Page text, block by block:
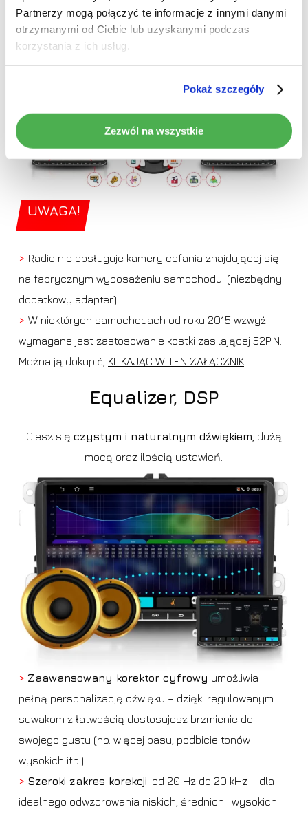
Partnerzy mogą połączyć te informacje z innymi danymi
otrzymanymi od Ciebie lub uzyskanymi podczas
korzystania z ich usług.
Pokaż szczegóły
Zezwól na wszystkie
(wymaga czujników)
>
Integracja z CAN-BUS
– wyświetlanie informacji o
spalaniu, przebiegu, temperaturze, stanie drzwi i więcej
(wymagane odpowiednie czujniki w pojeździe)
UWAGA!
> Radio nie obsługuje kamery cofania znajdującej się
na fabrycznym wyposażeniu samochodu! (niezbędny
dodatkowy adapter)
> W niektórych samochodach od roku 2015 wzwyż
wymagane jest zastosowanie kostki zasilającej 52PIN.
Można ją dokupić, KLIKAJĄC W TEN ZAŁĄCZNIK
Equalizer, DSP
Ciesz się czystym i naturalnym dźwiękiem , dużą
mocą oraz ilością ustawień.
> Zaawansowany korektor cyfrowy umożliwia
pełną personalizację dźwięku – dzięki regulowanym
suwakom z łatwością dostosujesz brzmienie do
swojego gustu (np. więcej basu, podbicie tonów
wysokich itp.)
> Szeroki zakres korekcji: od 20 Hz do 20 kHz – dla
idealnego odwzorowania niskich, średnich i wysokich